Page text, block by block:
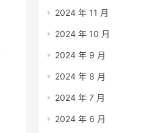
2024 年 11 月
2024 年 10 月
2024 年 9 月
2024 年 8 月
2024 年 7 月
2024 年 6 月